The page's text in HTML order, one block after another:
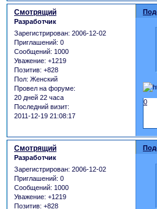
Смотрящий
Разработчик
Зарегистрирован: 2006-12-02
Приглашений: 0
Сообщений: 1000
Уважение: +1219
Позитив: +828
Пол: Женский
Провел на форуме:
20 дней 22 часа
Последний визит:
2011-12-19 21:08:17
0
Смотрящий
Разработчик
Зарегистрирован: 2006-12-02
Приглашений: 0
Сообщений: 1000
Уважение: +1219
Позитив: +828